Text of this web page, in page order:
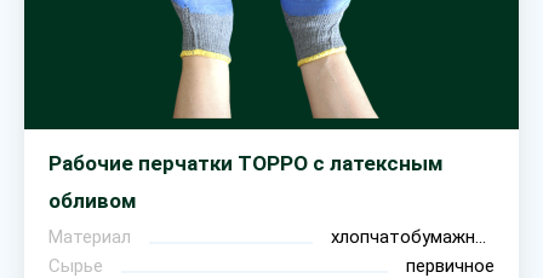
Рабочие перчатки ТОРРО с латексным
обливом
Материал
хлопчатобумажная ткань
Сырье
первичное